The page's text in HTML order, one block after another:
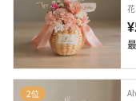
花
2位